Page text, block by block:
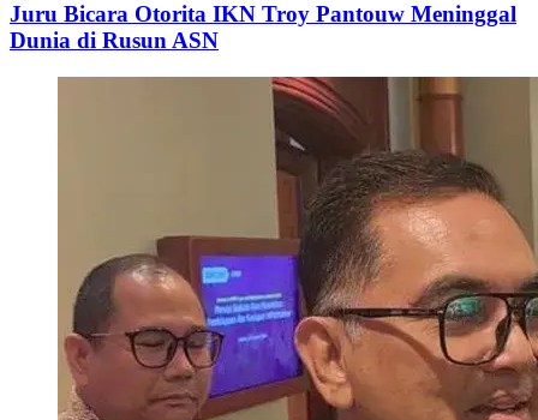
Juru Bicara Otorita IKN Troy Pantouw Meninggal
Dunia di Rusun ASN